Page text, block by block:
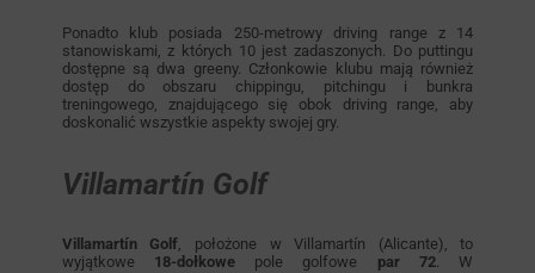
Ponadto klub posiada 250-metrowy driving range z 14
stanowiskami, z których 10 jest zadaszonych. Do puttingu
dostępne są dwa greeny. Członkowie klubu mają również
dostęp do obszaru chippingu, pitchingu i bunkra
treningowego, znajdującego się obok driving range, aby
doskonalić wszystkie aspekty swojej gry.
Villamartín Golf
Villamartín Golf, położone w Villamartín (Alicante), to
wyjątkowe 18-dołkowe pole golfowe par 72. W